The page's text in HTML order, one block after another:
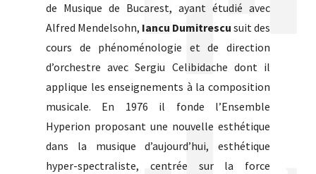
de Musique de Bucarest, ayant étudié avec
Alfred Mendelsohn, Iancu Dumitrescu suit des
cours de phénoménologie et de direction
d’orchestre avec Sergiu Celibidache dont il
applique les enseignements à la composition
musicale. En 1976 il fonde l’Ensemble
Hyperion proposant une nouvelle esthétique
dans la musique d’aujourd’hui, esthétique
hyper-spectraliste, centrée sur la force